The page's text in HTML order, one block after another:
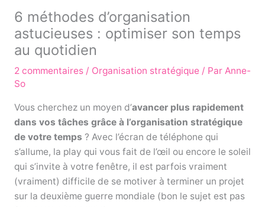
6 méthodes d’organisation
astucieuses : optimiser son temps
au quotidien
2 commentaires / Organisation stratégique/ Par Anne-
So
Vous cherchez un moyen d’avancer plus rapidement
dans vos tâches grâce à l’organisation stratégique
de votre temps ? Avec l’écran de téléphone qui
s’allume, la play qui vous fait de l’œil ou encore le soleil
qui s’invite à votre fenêtre, il est parfois vraiment
(vraiment) difficile de se motiver à terminer un projet
sur la deuxième guerre mondiale (bon le sujet est pas